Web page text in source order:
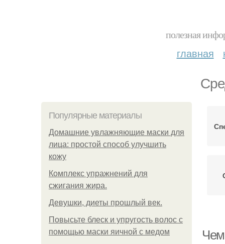
полезная
главная
Популярные материалы
Домашние увлажняющие маски для
лица: простой способ улучшить
кожу
Комплекс упражнений для
сжигания жира.
Девушки, диеты прошлый век.
Повысьте блеск и упругость волос с
помощью маски яичной с медом
Чем